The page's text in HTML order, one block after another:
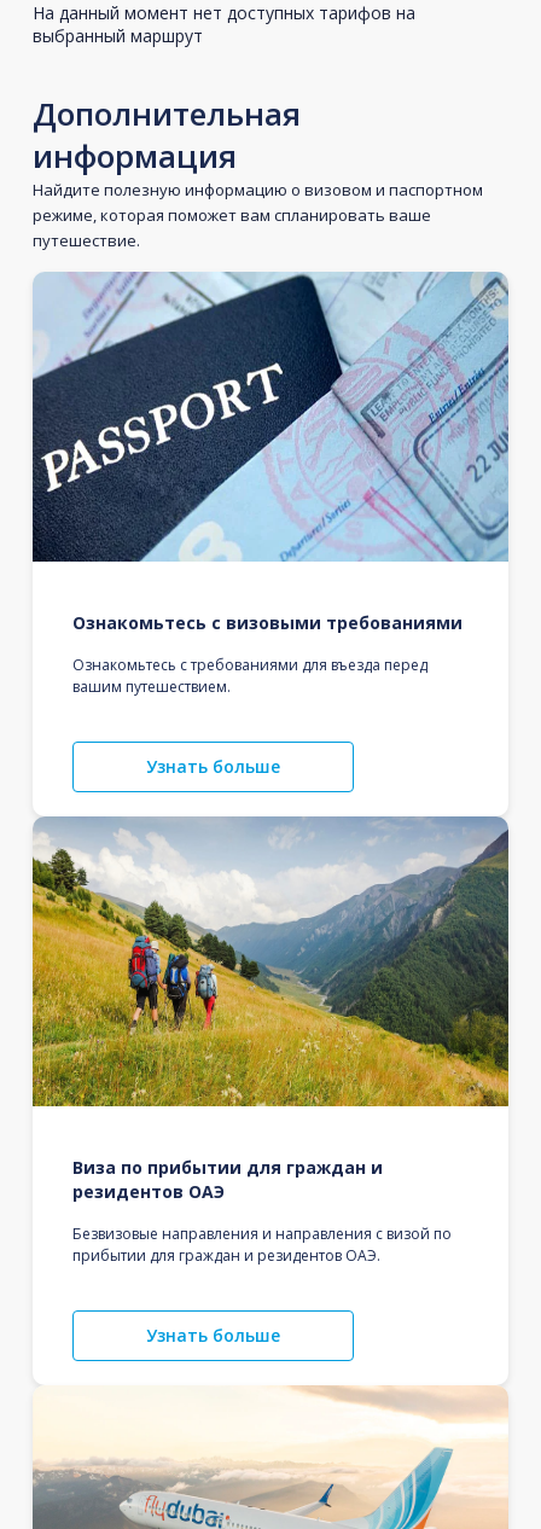
На данный момент нет доступных тарифов на
выбранный маршрут
Дополнительная
информация
Найдите полезную информацию о визовом и паспортном
режиме, которая поможет вам спланировать ваше
путешествие.
Ознакомьтесь с визовыми требованиями
Ознакомьтесь с требованиями для въезда перед
вашим путешествием.
Узнать больше
Виза по прибытии для граждан и
резидентов ОАЭ
Безвизовые направления и направления с визой по
прибытии для граждан и резидентов ОАЭ.
Узнать больше